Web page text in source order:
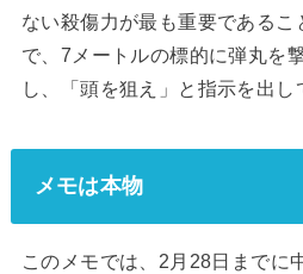
ない殺傷力が最も重要であるこ
で、7メートルの標的に弾丸を
し、「頭を狙え」と指示を出し
メモは本物
このメモでは、2月28日までに